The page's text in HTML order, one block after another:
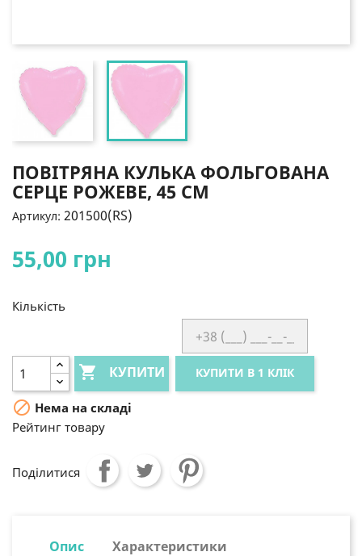
ПОВІТРЯНА КУЛЬКА ФОЛЬГОВАНА
СЕРЦЕ РОЖЕВЕ, 45 СМ
Артикул: 201500(RS)
55,00 грн
Кількість
 КУПИТИ КУПИТИ В 1 КЛІК
 Нема на складі
Рейтинг товару
Поділитися
Опис
Характеристики